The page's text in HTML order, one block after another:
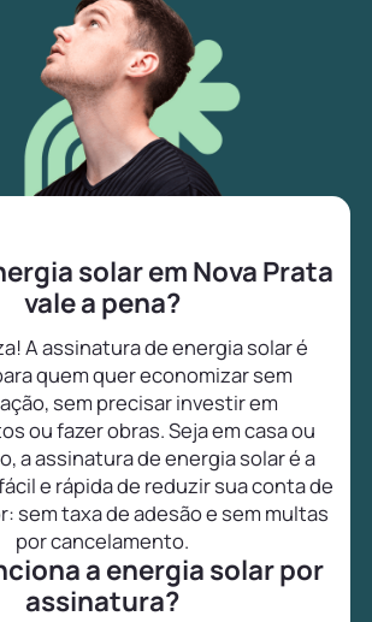
solar em Nova Prata
vale a pena?
A assinatura de energia solar é
quem quer economizar sem
sem precisar investir em
ou fazer obras. Seja em casa ou
a assinatura de energia solar é a
e rápida de reduzir sua conta de
sem taxa de adesão e sem multas
por cancelamento.
a energia solar por
assinatura?